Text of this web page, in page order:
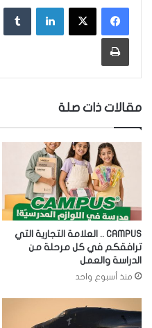
لينكدإن
طباعة
مقالات ذات صلة
CAMPUS .. العلامة التجارية التي
ترافقكم في كل مرحلة من
الدراسة والعمل
منذ أسبوع واحد